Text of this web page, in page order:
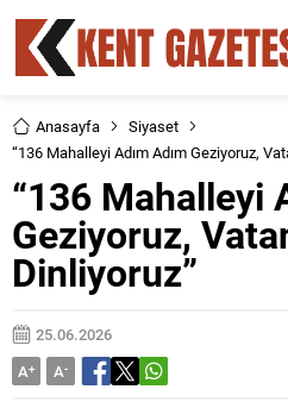
Anasayfa
Siyaset
“136 Mahalleyi Adım Adım Geziyoruz,
“136 Mahalleyi
Geziyoruz,
Dinliyoruz”
25.06.2026
A+ A-